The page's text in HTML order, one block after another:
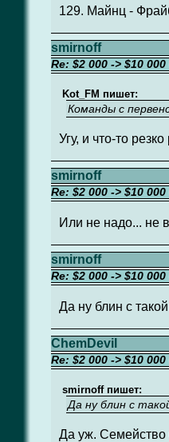
129. Майнц -
smirnoff
Re: $2 000 -> $10
Kot_FM пишет:
Команды с
Угу, и что-то
smirnoff
Re: $2 000 -> $10
Или не надо... не
smirnoff
Re: $2 000 -> $10
Да ну блин с
ChemDevil
Re: $2 000 -> $10
smirnoff пишет:
Да ну блин с
Да уж. Семейство